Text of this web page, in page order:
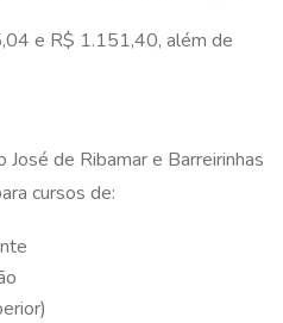
e R$ 1.151,40, além de
José de Ribamar e Barreirinhas
cursos de: